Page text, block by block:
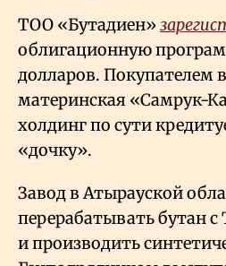
ТОО «Бутадиен»
облигационную
долларов. Покупателем
материнская «Самрук-
холдинг по сути
«дочку».
Завод в Атырауской
перерабатывать бутан с
и производить